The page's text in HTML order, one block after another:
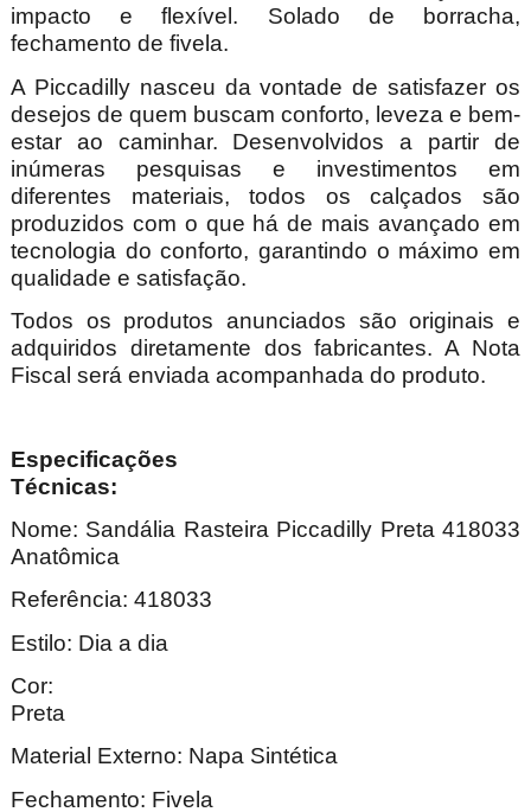
impacto e flexível. Solado de borracha,
fechamento de fivela.
A Piccadilly nasceu da vontade de satisfazer os
desejos de quem buscam conforto, leveza e bem-
estar ao caminhar. Desenvolvidos a partir de
inúmeras pesquisas e investimentos em
diferentes materiais, todos os calçados são
produzidos com o que há de mais avançado em
tecnologia do conforto, garantindo o máximo em
qualidade e satisfação.
Todos os produtos anunciados são originais e
adquiridos diretamente dos fabricantes. A Nota
Fiscal será enviada acompanhada do produto.
Especificações
Nome: Sandália Rasteira Piccadilly Preta 418033
Anatômica
Referência: 418033
Estilo: Dia a dia
Cor:
Material Externo: Napa Sintética
Fechamento: Fivela